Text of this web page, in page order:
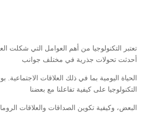
تعتبر التكنولوجيا من أهم العوامل التي شكلت
أحدثت تحولات جذرية في مختلف جوانب
الحياة اليومية بما في ذلك العلاقات الاجتماعية.
التكنولوجيا على كيفية تفاعلنا مع بعضنا
البعض، وكيفية تكوين الصداقات والعلاقات